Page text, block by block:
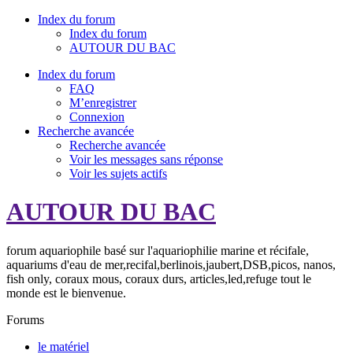
Index du forum
Index du forum
AUTOUR DU BAC
Index du forum
FAQ
M’enregistrer
Connexion
Recherche avancée
Recherche avancée
Voir les messages sans réponse
Voir les sujets actifs
AUTOUR DU BAC
forum aquariophile basé sur l'aquariophilie marine et récifale,
aquariums d'eau de mer,recifal,berlinois,jaubert,DSB,picos, nanos,
fish only, coraux mous, coraux durs, articles,led,refuge tout le
monde est le bienvenue.
Forums
le matériel